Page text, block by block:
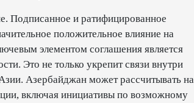
Подписанное и ратифицированное
положительное влияние на
элементом соглашения является
Это не только укрепит связи внутри
Азербайджан может рассчитывать на
включая инициативы по возможному